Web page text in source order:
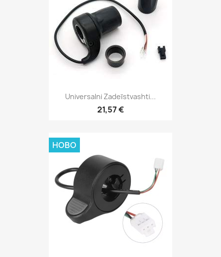
Universalni Zadeĭstvashti...
21,57 €
НОВО